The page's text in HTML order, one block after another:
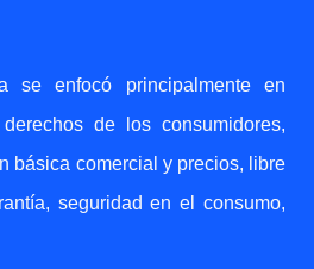
se enfocó principalmente en
de los consumidores,
básica comercial y precios, libre
seguridad en el consumo,